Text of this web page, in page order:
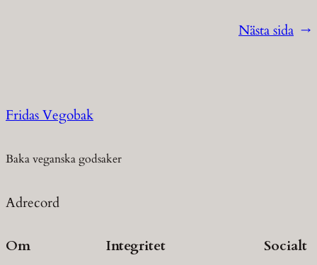
Nästa sida →
Fridas Vegobak
Baka veganska godsaker
Adrecord
Om Integritet Socialt